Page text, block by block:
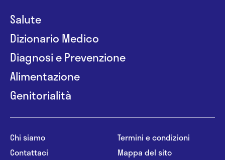
Salute
Dizionario Medico
Diagnosi e Prevenzione
Alimentazione
Genitorialità
Chi siamo
Contattaci
Termini e condizioni
Mappa del sito